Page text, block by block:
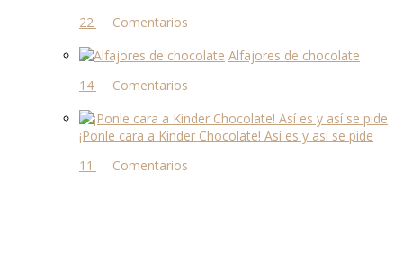
22 comentarios
Alfajores de chocolate
14 comentarios
¡Ponle cara a Kinder Chocolate! Así es y así se pide
11 comentarios